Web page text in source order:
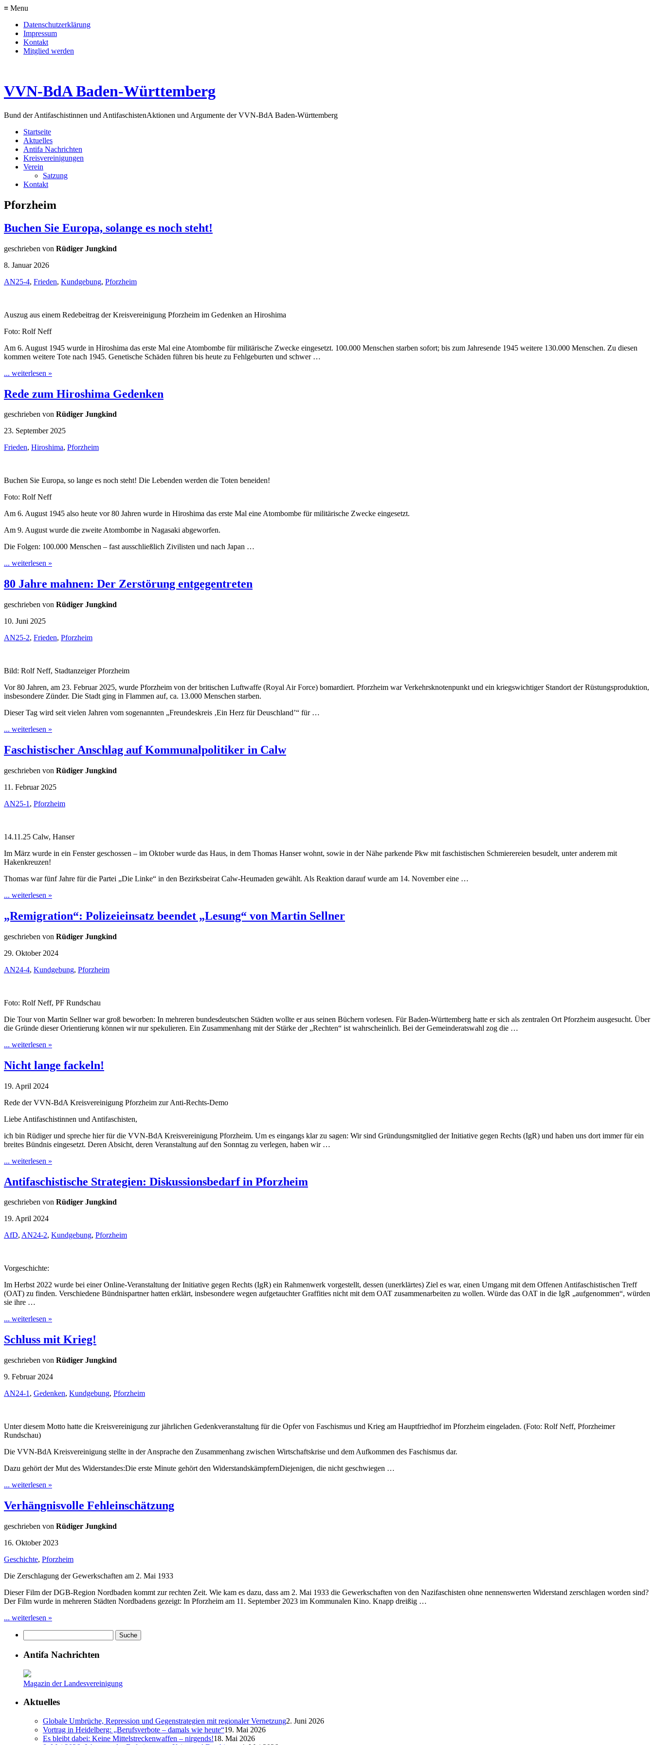
≡ Menu
Datenschutzerklärung
Impressum
Kontakt
Mitglied werden
VVN-BdA Baden-Württemberg
Bund der Antifaschistinnen und AntifaschistenAktionen und Argumente der VVN-BdA Baden-Württemberg
Startseite
Aktuelles
Antifa Nachrichten
Kreisvereinigungen
Verein
Satzung
Kontakt
Pforzheim
Buchen Sie Europa, solange es noch steht!
geschrieben von Rüdiger Jungkind
8. Januar 2026
AN25-4, Frieden, Kundgebung, Pforzheim
Auszug aus einem Redebeitrag der Kreisvereinigung Pforzheim im Gedenken an Hiroshima
Foto: Rolf Neff
Am 6. August 1945 wurde in Hiroshima das erste Mal eine Atom­bombe für militärische Zwecke eingesetzt. 100.000 Menschen starben sofort; bis zum Jahresende 1945 weitere 130.000 Men­schen. Zu diesen
kommen weitere Tote nach 1945. Genetische Schäden führen bis heute zu Fehlgeburten und schwer …
... weiterlesen »
Rede zum Hiroshima Gedenken
geschrieben von Rüdiger Jungkind
23. September 2025
Frieden, Hiroshima, Pforzheim
Buchen Sie Europa, so lange es noch steht! Die Lebenden werden die Toten beneiden!
Foto: Rolf Neff
Am 6. August 1945 also heute vor 80 Jahren wurde in Hiroshima das erste Mal eine Atom­bombe für militärische Zwecke eingesetzt.
Am 9. August wurde die zweite Atombombe in Nagasaki abgeworfen.
Die Folgen: 100.000 Menschen – fast ausschließlich Zivilisten und nach Japan …
... weiterlesen »
80 Jahre mahnen: Der Zerstörung entgegentreten
geschrieben von Rüdiger Jungkind
10. Juni 2025
AN25-2, Frieden, Pforzheim
Bild: Rolf Neff, Stadtanzeiger Pforzheim
Vor 80 Jahren, am 23. Februar 2025, wurde Pforzheim von der britischen Luftwaffe (Royal Air Force) bomardiert. Pforzheim war Verkehrsknotenpunkt und ein kriegswichtiger Standort der Rüstungsproduktion,
insbesondere Zünder. Die Stadt ging in Flammen auf, ca. 13.000 Menschen starben.
Dieser Tag wird seit vielen Jahren vom sogenannten „Freundeskreis ‚Ein Herz für Deuschland’“ für …
... weiterlesen »
Faschistischer Anschlag auf Kommunalpolitiker in Calw
geschrieben von Rüdiger Jungkind
11. Februar 2025
AN25-1 , Pforzheim
14.11.25 Calw, Hanser
Im März wurde in ein Fenster geschossen – im Oktober wurde das Haus, in dem Thomas Hanser wohnt, sowie in der Nähe parkende Pkw mit faschistischen Schmierereien besudelt, unter anderem mit
Hakenkreuzen!
Thomas war fünf Jahre für die Partei „Die Linke“ in den Bezirksbeirat Calw-Heumaden gewählt. Als Reaktion darauf wurde am 14. November eine …
... weiterlesen »
„Remigration“: Polizeieinsatz beendet „Lesung“ von Martin Sellner
geschrieben von Rüdiger Jungkind
29. Oktober 2024
AN24-4, Kundgebung, Pforzheim
Foto: Rolf Neff, PF Rundschau
Die Tour von Martin Sellner war groß beworben: In mehreren bundesdeutschen Städten wollte er aus seinen Büchern vorlesen. Für Baden-Württemberg hatte er sich als zentralen Ort Pforzheim ausgesucht. Über
die Gründe dieser Orientierung können wir nur spekulieren. Ein Zusammenhang mit der Stärke der „Rechten“ ist wahrscheinlich. Bei der Gemeinderatswahl zog die …
... weiterlesen »
Nicht lange fackeln!
19. April 2024
Rede der VVN-BdA Kreisvereinigung Pforzheim zur Anti-Rechts-Demo
Liebe Antifaschistinnen und Antifaschisten,
ich bin Rüdiger und spreche hier für die VVN-BdA Kreisvereinigung Pforzheim. Um es eingangs klar zu sagen: Wir sind Gründungsmitglied der Initiative gegen Rechts (IgR) und haben uns dort immer für ein
breites Bündnis eingesetzt. Deren Absicht, deren Veranstaltung auf den Sonntag zu verlegen, haben wir …
... weiterlesen »
Antifaschistische Strategien: Diskussionsbedarf in Pforzheim
geschrieben von Rüdiger Jungkind
19. April 2024
AfD, AN24-2, Kundgebung, Pforzheim
Vorgeschichte:
Im Herbst 2022 wurde bei einer Online-Veranstaltung der Initiative gegen Rechts (IgR) ein Rahmenwerk vorgestellt, dessen (unerklärtes) Ziel es war, einen Umgang mit dem Offenen Antifaschistischen Treff
(OAT) zu finden. Verschiedene Bündnispartner hatten erklärt, insbesondere wegen aufgetauchter Graffities nicht mit dem OAT zusammenarbeiten zu wollen. Würde das OAT in die IgR „aufgenommen“, würden
sie ihre …
... weiterlesen »
Schluss mit Krieg!
geschrieben von Rüdiger Jungkind
9. Februar 2024
AN24-1 , Gedenken, Kundgebung, Pforzheim
Unter diesem Motto hatte die Kreisvereinigung zur jährlichen Gedenkveranstaltung für die Opfer von Faschismus und Krieg am Hauptfriedhof im Pforzheim eingeladen. (Foto: Rolf Neff, Pforzheimer
Rundschau)
Die VVN-BdA Kreisvereinigung stellte in der Ansprache den Zusammenhang zwischen Wirtschaftskrise und dem Aufkommen des Faschismus dar.
Dazu gehört der Mut des Widerstandes:Die erste Minute gehört den WiderstandskämpfernDiejenigen, die nicht geschwiegen …
... weiterlesen »
Verhängnisvolle Fehleinschätzung
geschrieben von Rüdiger Jungkind
16. Oktober 2023
Geschichte, Pforzheim
Die Zerschlagung der Gewerkschaften am 2. Mai 1933
Dieser Film der DGB-Region Nordbaden kommt zur rechten Zeit. Wie kam es dazu, dass am 2. Mai 1933 die Gewerkschaften von den Nazifaschisten ohne nennenswerten Widerstand zerschlagen worden sind?
Der Film wurde in mehreren Städten Nordbadens gezeigt: In Pforzheim am 11. September 2023 im Kommunalen Kino. Knapp dreißig …
... weiterlesen »
Antifa Nachrichten
Magazin der Landesvereinigung
Aktuelles
Globale Umbrüche, Repression und Gegenstrategien mit regionaler Vernetzung2. Juni 2026
Vortrag in Heidelberg: „Berufsverbote – damals wie heute“19. Mai 2026
Es bleibt dabei: Keine Mittelstreckenwaffen – nirgends!18. Mai 2026